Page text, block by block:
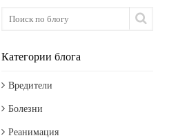
Категории блога
Вредители
Болезни
Реанимация